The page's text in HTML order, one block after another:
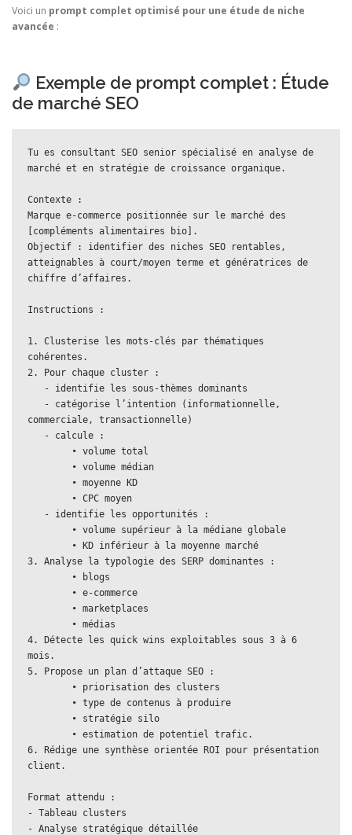
Voici un prompt complet optimisé pour une étude de niche
avancée :
Exemple de prompt complet : Étude
de marché SEO
Tu es consultant SEO senior spécialisé en analyse de
marché et en stratégie de croissance organique.
Contexte :
Marque e-commerce positionnée sur le marché des
[compléments alimentaires bio].
Objectif : identifier des niches SEO rentables,
atteignables à court/moyen terme et génératrices de
chiffre d’affaires.
Instructions :
1. Clusterise les mots-clés par thématiques
cohérentes.
2. Pour chaque cluster :
   - identifie les sous-thèmes dominants
commerciale, transactionnelle)
   - calcule :
        • volume total
        • volume médian
        • moyenne KD
        • CPC moyen
   - identifie les opportunités :
        • volume supérieur à la médiane globale
        • KD inférieur à la moyenne marché
3. Analyse la typologie des SERP dominantes :
        • blogs
        • e-commerce
        • marketplaces
        • médias
4. Détecte les quick wins exploitables sous 3 à 6
mois.
5. Propose un plan d’attaque SEO :
        • priorisation des clusters
        • type de contenus à produire
        • stratégie silo
        • estimation de potentiel trafic.
6. Rédige une synthèse orientée ROI pour présentation
client.
Format attendu :
- Tableau clusters
- Analyse stratégique détaillée